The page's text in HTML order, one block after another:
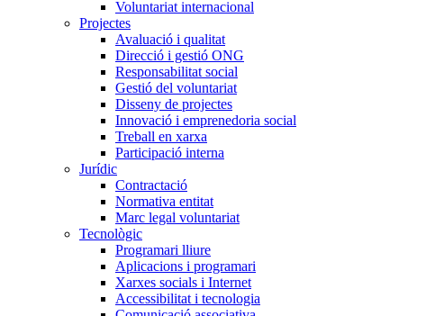
Voluntariat internacional
Projectes
Avaluació i qualitat
Direcció i gestió ONG
Responsabilitat social
Gestió del voluntariat
Disseny de projectes
Innovació i emprenedoria social
Treball en xarxa
Participació interna
Jurídic
Contractació
Normativa entitat
Marc legal voluntariat
Tecnològic
Programari lliure
Aplicacions i programari
Xarxes socials i Internet
Accessibilitat i tecnologia